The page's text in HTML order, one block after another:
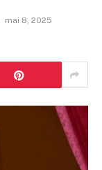
mai 8, 2025